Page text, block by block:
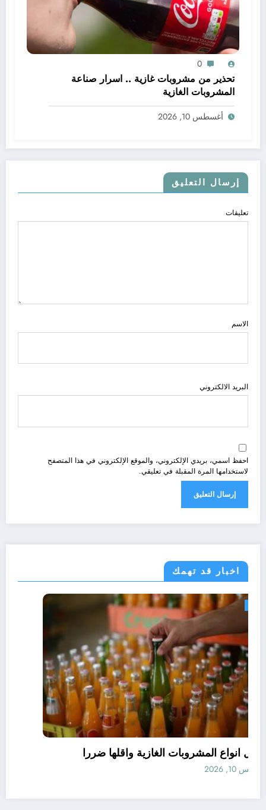
0
تحذير من مشروبات غازية .. اسرار صناعة
المشروبات الغازية
أغسطس 10, 2026
إرسال التعليق
تعليقات
الاسم
البريد الالكتروني
احفظ اسمي، بريدي الإلكتروني، والموقع الإلكتروني في هذا المتصفح
لاستخدامها المرة المقبلة في تعليقي.
اخبار قد تهمك
مجتمع
افضل انواع المشروبات الغازية واقلها ضررا
أغسطس 10, 2026